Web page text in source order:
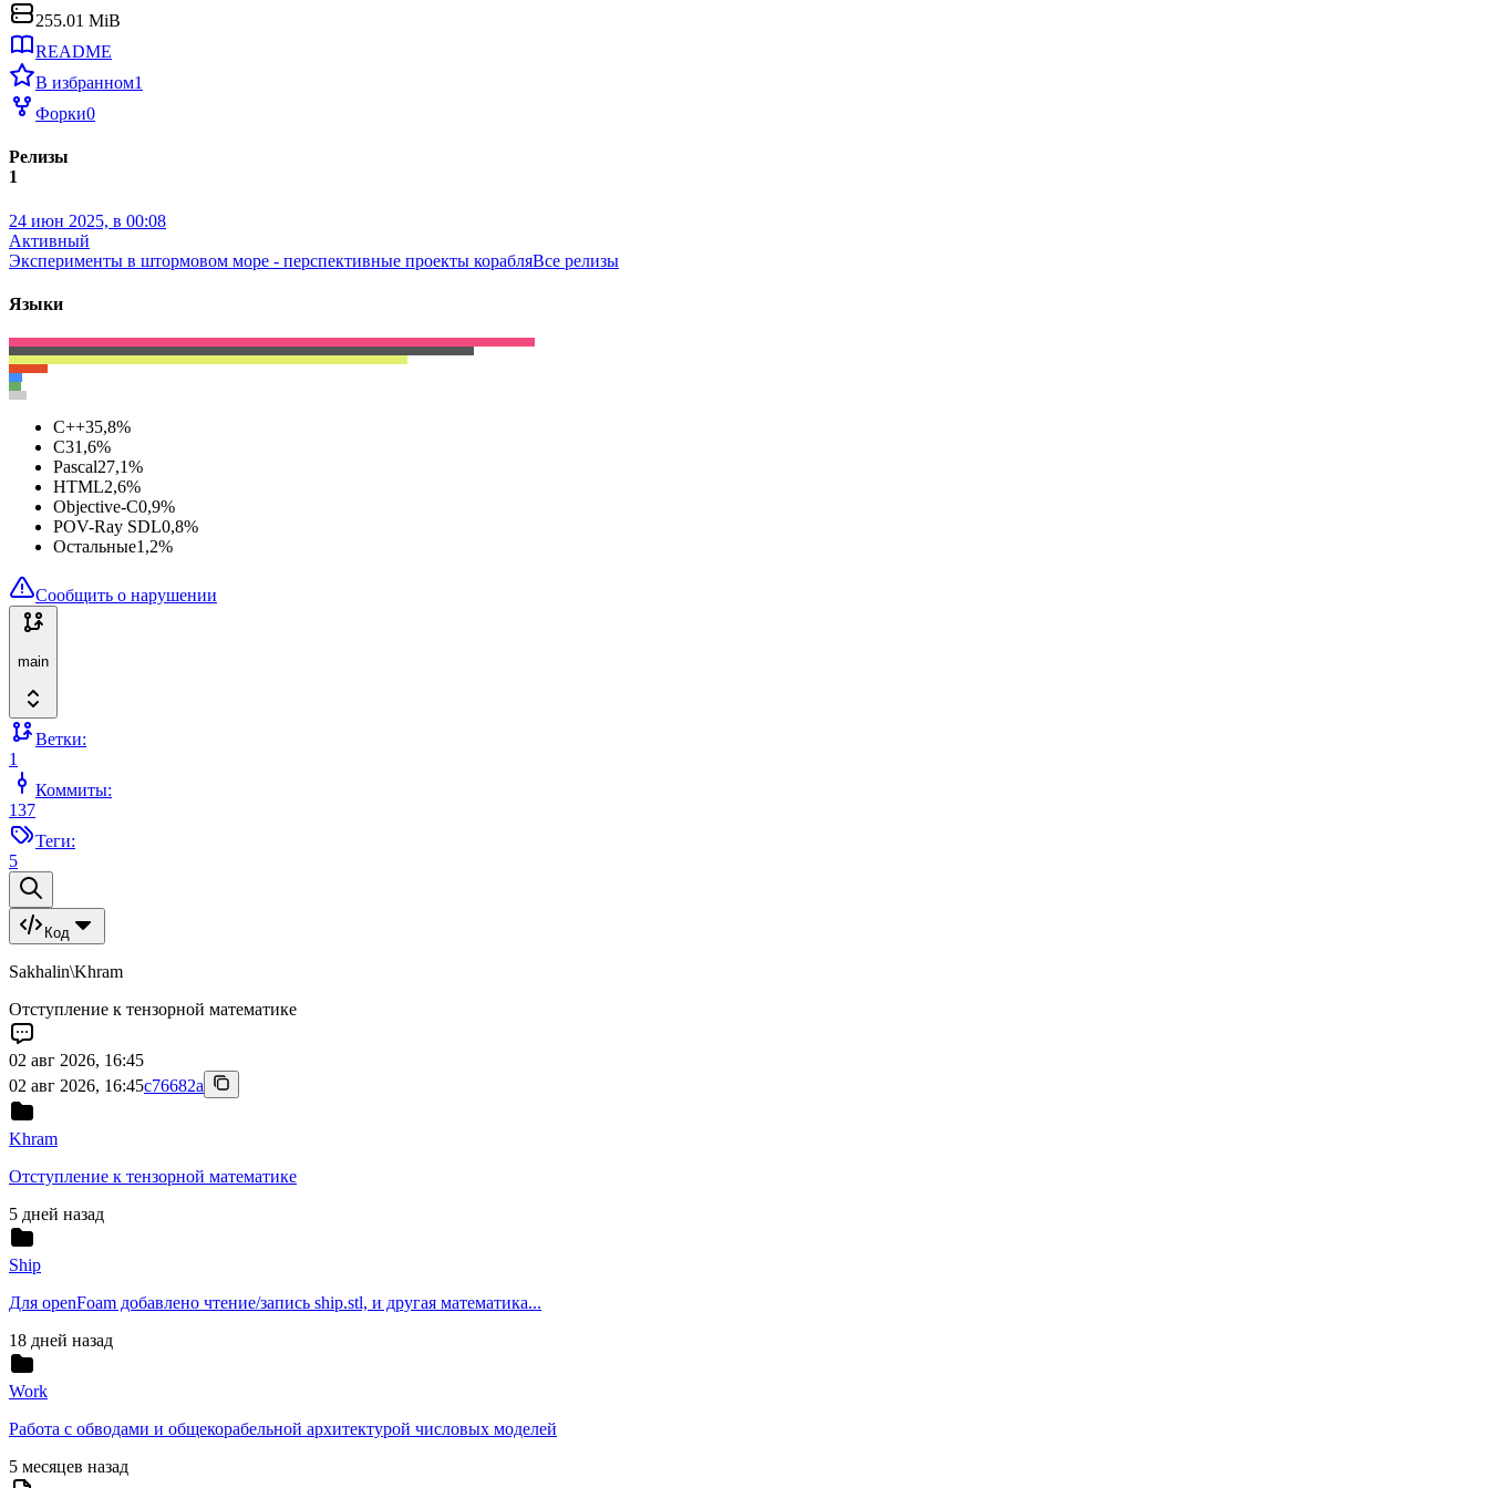
255.01 MiB
README
В избранном1
Форки0
Релизы
1
24 июн 2025, в 00:08
Активный
Эксперименты в штормовом море - перспективные проекты корабляВсе релизы
Языки
C++35,8%
C31,6%
Pascal27,1%
HTML2,6%
Objective-C0,9%
POV-Ray SDL0,8%
Остальные1,2%
Сообщить о нарушении
main
Ветки:
1
Коммиты:
137
Теги:
5
Код
Sakhalin\Khram
Отступление к тензорной математике
02 авг 2026, 16:45
02 авг 2026, 16:45c76682a
Khram
Отступление к тензорной математике
5 дней назад
Ship
Для openFoam добавлено чтение/запись ship.stl, и другая математика...
18 дней назад
Work
Работа с обводами и общекорабельной архитектурой числовых моделей
5 месяцев назад